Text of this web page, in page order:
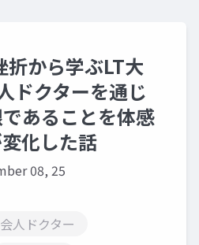
から学ぶLT大
ドクターを通じ
あることを体感
化した話
08, 25
人ドクター